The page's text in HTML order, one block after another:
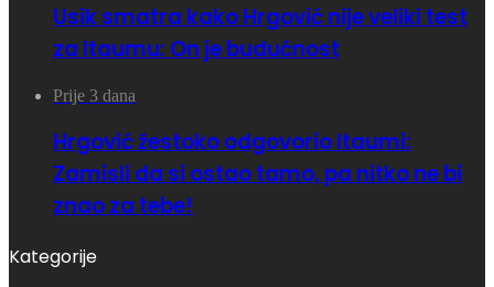
Usik smatra kako Hrgović nije veliki test
za Itaumu: On je budućnost
Prije 3 dana
Hrgović žestoko odgovorio Itaumi:
Zamisli da si ostao tamo, pa nitko ne bi
znao za tebe!
Kategorije